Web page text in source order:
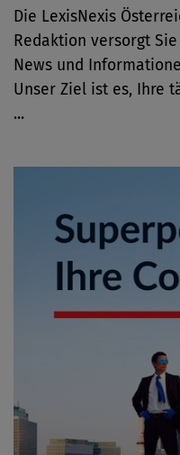
Die LexisNexis
Redaktion versorgt
News und
Unser Ziel ist es, Ihre
...